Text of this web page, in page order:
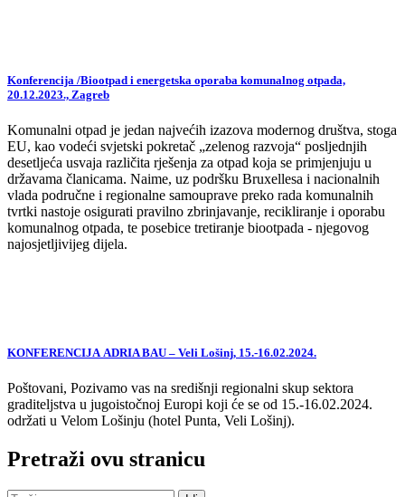
Konferencija /Biootpad i energetska oporaba komunalnog otpada,
20.12.2023., Zagreb
Komunalni otpad je jedan najvećih izazova modernog društva, stoga
EU, kao vodeći svjetski pokretač „zelenog razvoja“ posljednjih
desetljeća usvaja različita rješenja za otpad koja se primjenjuju u
državama članicama. Naime, uz podršku Bruxellesa i nacionalnih
vlada područne i regionalne samouprave preko rada komunalnih
tvrtki nastoje osigurati pravilno zbrinjavanje, recikliranje i oporabu
komunalnog otpada, te posebice tretiranje biootpada - njegovog
najosjetljivijeg dijela.
KONFERENCIJA ADRIA BAU – Veli Lošinj, 15.-16.02.2024.
Poštovani, Pozivamo vas na središnji regionalni skup sektora
graditeljstva u jugoistočnoj Europi koji će se od 15.-16.02.2024.
održati u Velom Lošinju (hotel Punta, Veli Lošinj).
Pretraži ovu stranicu